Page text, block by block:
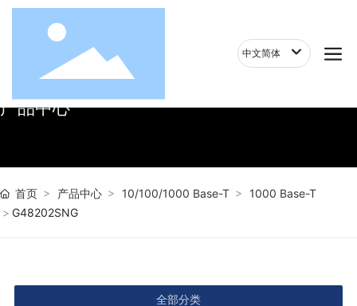
中文简体
产品中心
首页 产品中心 10/100/1000 Base-T
1000 Base-T
G48202SNG
全部分类